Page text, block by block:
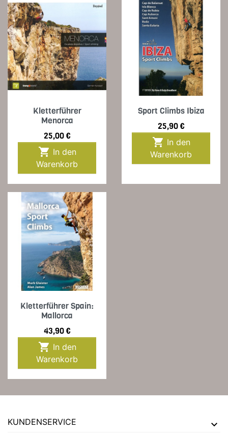
Kletterführer
Menorca
Preis
25,00 €

Warenkorb
Sport Climbs Ibiza
Preis
25,90 €

Warenkorb
Kletterführer Spain:
Mallorca
Preis
43,90 €

Warenkorb
KUNDENSERVICE